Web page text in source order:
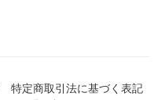
特定商取引法に基づく表記